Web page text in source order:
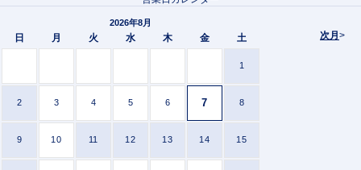
次月>
2026年8月
日 月 火 水 木 金 土
1
2 3 4 5 6 7 8
9 10 11 12 13 14 15